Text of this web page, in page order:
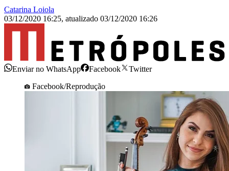
Catarina Loiola
03/12/2020 16:25, atualizado 03/12/2020 16:26
Enviar no WhatsApp Facebook
Twitter
Facebook/Reprodução